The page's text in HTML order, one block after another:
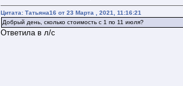
Цитата: Татьяна16 от 23 Марта , 2021, 11:16:21
Добрый день, сколько стоимость с 1 по 11 июля?
Ответила в л/с